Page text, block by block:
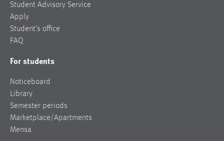
Student Advisory Service
Apply
Student’s office
FAQ
For students
Noticeboard
Library
Semester periods
Marketplace/Apartments
Mensa